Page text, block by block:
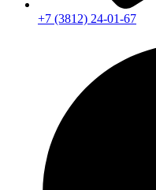
+7 (3812) 24-01-67